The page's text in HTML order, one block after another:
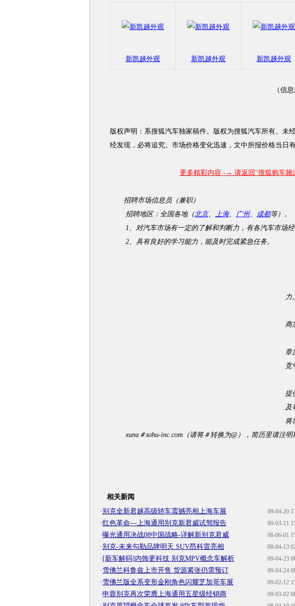
新凯越外观 新凯越外观 新凯越外观
（信
版权声明：系搜狐汽车独家稿件。版权为搜狐汽车所有。未
经发现，必将追究。市场价格变化迅速，文中所报价格当日有
更多精彩内容 -→ 请返回“搜狐购车频
招聘市场信息员（兼职）
招聘地区：全国各地（北京、 上海、 广州、 成都等）。
1、对汽车市场有一定的了解和判断力，有各汽车市场经
2、具有良好的学习能力，能及时完成紧急任务。
3
力。
4
商
5
章
竞
提
及
将
xuna＃sohu-inc.com（请将＃转换为@），简历里请注明
相关新闻
09-04-20
·别克全新君越高级轿车震撼亮相上海车展
09-03-11
·红色革命—上海通用别克新君威试驾报告
08-06-01
·曝光通用决战08中国战略-详解新别克君威
08-04-13
·别克-未来勾勒品牌明天 SUV昂科雷亮相
09-04-23
· [新车解码]内饰更科技 别克MPV概念车解析
09-04-24
· 雪佛兰科鲁兹上市开售 货源紧张仍需预订
09-02-12
· 雪佛兰版全系变形金刚角色闪耀芝加哥车展
09-03-02
·申蓉别克再次荣膺上海通用五星级经销商